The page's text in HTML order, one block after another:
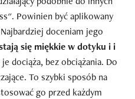
Powinien być aplikowany
doceniam jego
się miękkie w dotyku i i
dociąża, bez obciążania. Do
To szybki sposób na
go przed każdym